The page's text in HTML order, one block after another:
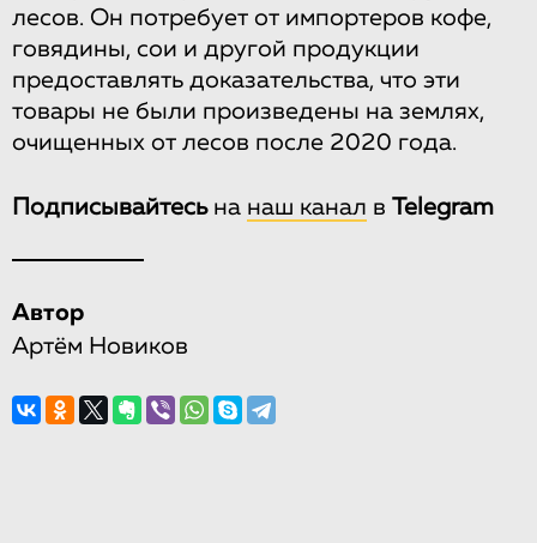
лесов. Он потребует от импортеров кофе,
говядины, сои и другой продукции
предоставлять доказательства, что эти
товары не были произведены на землях,
очищенных от лесов после 2020 года.
Подписывайтесьна наш канал в Telegram
Автор
Артём Новиков